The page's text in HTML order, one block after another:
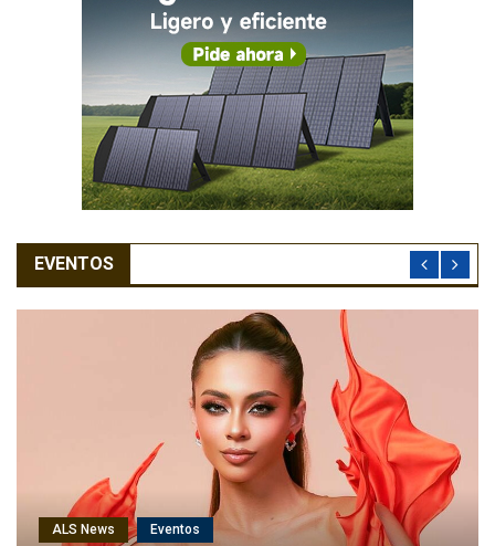
EVENTOS
ALS News Cantantes